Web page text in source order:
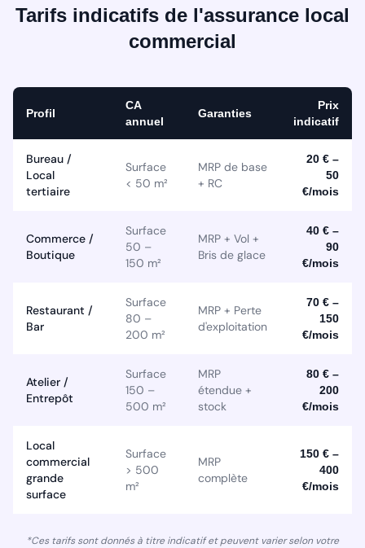
Tarifs indicatifs de l'assurance local
commercial
Profil
CA
annuel
Garanties
Prix
indicatif
Bureau /
Local
tertiaire
Surface
< 50 m²
MRP de base
+ RC
20 € –
50
€/mois
Commerce /
Boutique
Surface
50 –
150 m²
MRP + Vol +
Bris de glace
40 € –
90
€/mois
Restaurant /
Bar
Surface
80 –
200 m²
MRP + Perte
d'exploitation
70 € –
150
€/mois
Atelier /
Entrepôt
Surface
150 –
500 m²
MRP
étendue +
stock
80 € –
200
€/mois
Local
commercial
grande
surface
Surface
> 500
m²
MRP
complète
150 € –
400
€/mois
*Ces tarifs sont donnés à titre indicatif et peuvent varier selon votre